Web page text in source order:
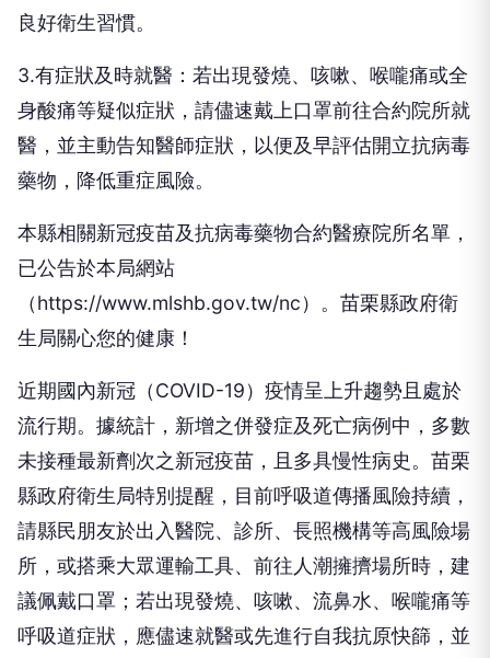
良好衛生習慣。
3.有症狀及時就醫：若出現發燒、咳嗽、喉嚨痛或全
身酸痛等疑似症狀，請儘速戴上口罩前往合約院所就
醫，並主動告知醫師症狀，以便及早評估開立抗病毒
藥物，降低重症風險。
本縣相關新冠疫苗及抗病毒藥物合約醫療院所名單，
已公告於本局網站
（https://www.mlshb.gov.tw/nc）。苗栗縣政府衛
生局關心您的健康！
近期國內新冠（COVID-19）疫情呈上升趨勢且處於
流行期。據統計，新增之併發症及死亡病例中，多數
未接種最新劑次之新冠疫苗，且多具慢性病史。苗栗
縣政府衛生局特別提醒，目前呼吸道傳播風險持續，
請縣民朋友於出入醫院、診所、長照機構等高風險場
所，或搭乘大眾運輸工具、前往人潮擁擠場所時，建
議佩戴口罩；若出現發燒、咳嗽、流鼻水、喉嚨痛等
呼吸道症狀，應儘速就醫或先進行自我抗原快篩，並